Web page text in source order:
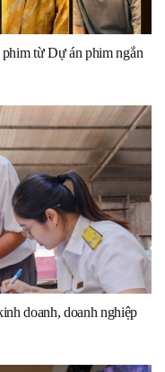
từ Dự án phim ngắn
doanh, doanh nghiệp